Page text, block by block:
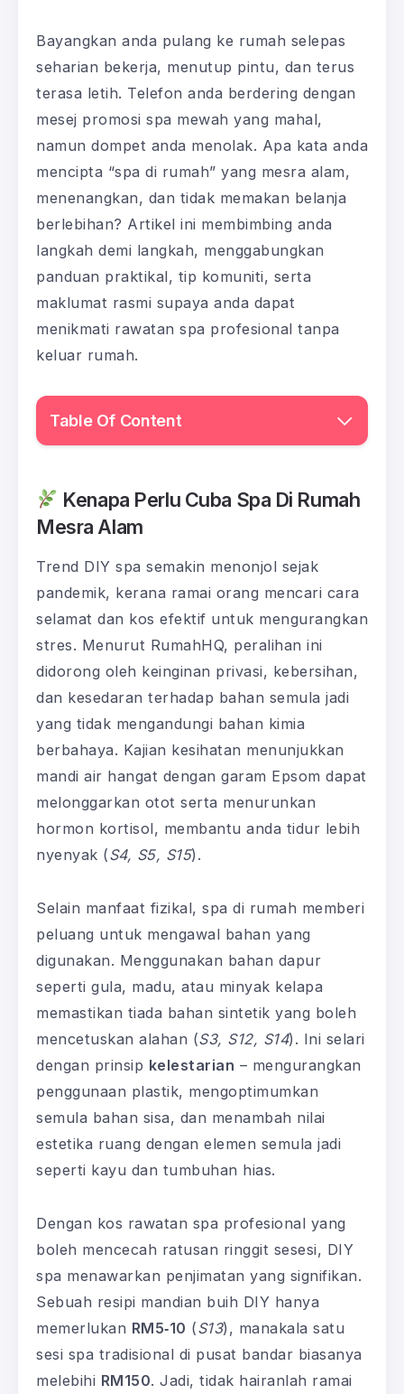
Bayangkan anda pulang ke rumah selepas
seharian bekerja, menutup pintu, dan terus
terasa letih. Telefon anda berdering dengan
mesej promosi spa mewah yang mahal,
namun dompet anda menolak. Apa kata anda
mencipta “spa di rumah” yang mesra alam,
menenangkan, dan tidak memakan belanja
berlebihan? Artikel ini membimbing anda
langkah demi langkah, menggabungkan
panduan praktikal, tip komuniti, serta
maklumat rasmi supaya anda dapat
menikmati rawatan spa profesional tanpa
keluar rumah.
Table Of Content
Kenapa Perlu Cuba Spa Di Rumah
Mesra Alam
Trend DIY spa semakin menonjol sejak
pandemik, kerana ramai orang mencari cara
selamat dan kos efektif untuk mengurangkan
stres. Menurut RumahHQ, peralihan ini
didorong oleh keinginan privasi, kebersihan,
dan kesedaran terhadap bahan semula jadi
yang tidak mengandungi bahan kimia
berbahaya. Kajian kesihatan menunjukkan
mandi air hangat dengan garam Epsom dapat
melonggarkan otot serta menurunkan
hormon kortisol, membantu anda tidur lebih
nyenyak (S4, S5, S15).
Selain manfaat fizikal, spa di rumah memberi
peluang untuk mengawal bahan yang
digunakan. Menggunakan bahan dapur
seperti gula, madu, atau minyak kelapa
memastikan tiada bahan sintetik yang boleh
mencetuskan alahan (S3, S12, S14). Ini selari
dengan prinsip kelestarian – mengurangkan
penggunaan plastik, mengoptimumkan
semula bahan sisa, dan menambah nilai
estetika ruang dengan elemen semula jadi
seperti kayu dan tumbuhan hias.
Dengan kos rawatan spa profesional yang
boleh mencecah ratusan ringgit sesesi, DIY
spa menawarkan penjimatan yang signifikan.
Sebuah resipi mandian buih DIY hanya
memerlukan RM5‑10 (S13), manakala satu
sesi spa tradisional di pusat bandar biasanya
melebihi RM150. Jadi, tidak hairanlah ramai